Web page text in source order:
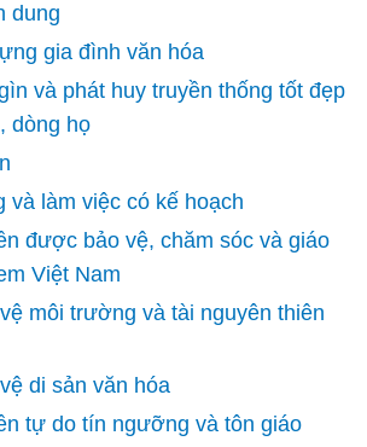
dung
gia đình văn hóa
và phát huy truyền thống tốt đẹp
dòng họ
và làm việc có kế hoạch
được bảo vệ, chăm sóc và giáo
Việt Nam
môi trường và tài nguyên thiên
di sản văn hóa
tự do tín ngưỡng và tôn giáo